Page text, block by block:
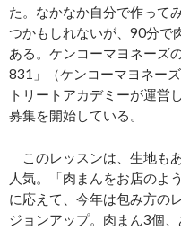
た。なかなか自分で作って
つかもしれないが、90分で
ある。ケンコーマヨネーズ
831」（ケンコーマヨネー
トリートアカデミーが運営
募集を開始している。
このレッスンは、生地も
人気。「肉まんをお店のよ
に応えて、今年は包み方の
ジョンアップ。肉まん3個